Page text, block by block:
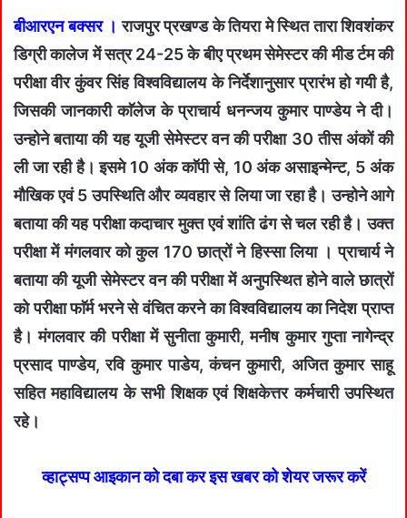
बीआरएन बक्सर ।राजपुर प्रखण्ड के तियरा मे स्थित तारा शिवशंकर
डिग्री कालेज में सत्र 24-25 के बीए प्रथम सेमेस्टर की मीड र्टम की
परीक्षा वीर कुंवर सिंह विश्वविद्यालय के निर्देशानुसार प्रारंभ हो गयी है,
जिसकी जानकारी काॅलेज के प्राचार्य धनन्जय कुमार पाण्डेय ने दी।
उन्होने बताया की यह यूजी सेमेस्टर वन की परीक्षा 30 तीस अंकों की
ली जा रही है। इसमे 10 अंक काॅपी से, 10 अंक असाइन्मेन्ट, 5 अंक
मौखिक एवं 5 उपस्थिति और व्यवहार से लिया जा रहा है। उन्होने आगे
बताया की यह परीक्षा कदाचार मुक्त एवं शांति ढंग से चल रही है। उक्त
परीक्षा में मंगलवार को कुल 170 छात्रों ने हिस्सा लिया । प्राचार्य ने
बताया की यूजी सेमेस्टर वन की परीक्षा में अनुपस्थित होने वाले छात्रों
को परीक्षा फाॅर्म भरने से वंचित करने का विश्वविद्यालय का निदेश प्राप्त
है। मंगलवार की परीक्षा में सुनीता कुमारी, मनीष कुमार गुप्ता नागेन्द्र
प्रसाद पाण्डेय, रवि कुमार पाडेय, कंचन कुमारी, अजित कुमार साहू
सहित महाविद्यालय के सभी शिक्षक एवं शिक्षकेत्तर कर्मचारी उपस्थित
रहे।
व्हाट्सप्प आइकान को दबा कर इस खबर को शेयर जरूर करें